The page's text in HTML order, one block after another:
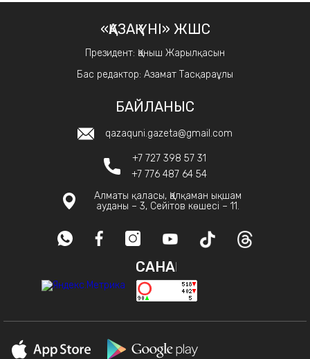
«ҚАЗАҚ ҮНІ» ЖШС
Президент: Қаныш Жарылқасын
Бас редактор: Азамат Тасқараұлы
БАЙЛАНЫС
qazaquni.gazeta@gmail.com
+7 727 398 57 31
+7 776 487 64 54
Алматы қаласы, Қалқаман ықшам
ауданы – 3, Сейітов көшесі – 11.
САНАҚ